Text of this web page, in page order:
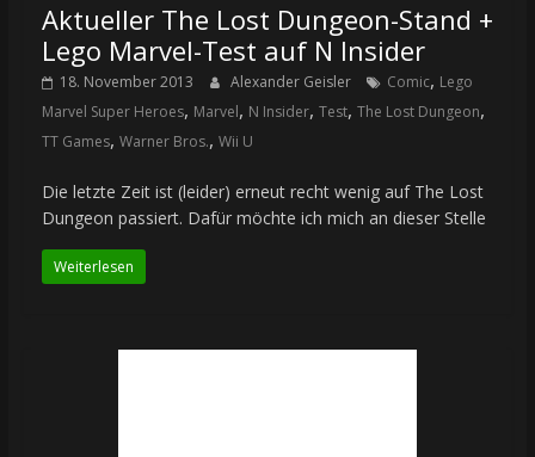
Aktueller The Lost Dungeon-Stand +
Lego Marvel-Test auf N Insider
18. November 2013 Alexander Geisler Comic, Lego
Marvel Super Heroes, Marvel, N Insider, Test, The Lost Dungeon,
TT Games, Warner Bros., Wii U
Die letzte Zeit ist (leider) erneut recht wenig auf The Lost
Dungeon passiert. Dafür möchte ich mich an dieser Stelle
Weiterlesen